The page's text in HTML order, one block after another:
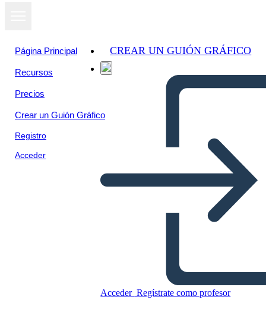
Página Principal
Recursos
Precios
Crear un Guión Gráfico
Registro
Acceder
CREAR UN GUIÓN GRÁFICO
Acceder Regístrate como profesor
Ver como
presentación